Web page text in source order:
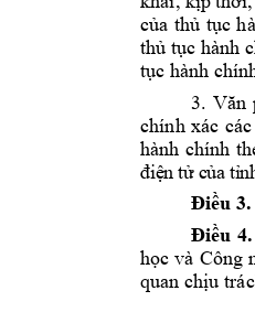
của thủ tục
thủ tục hành
tục hành
3. Văn
chính xác các
hành chính
điện tử của tỉ
Điều 3.
Điều 4.
học và Công
quan chịu